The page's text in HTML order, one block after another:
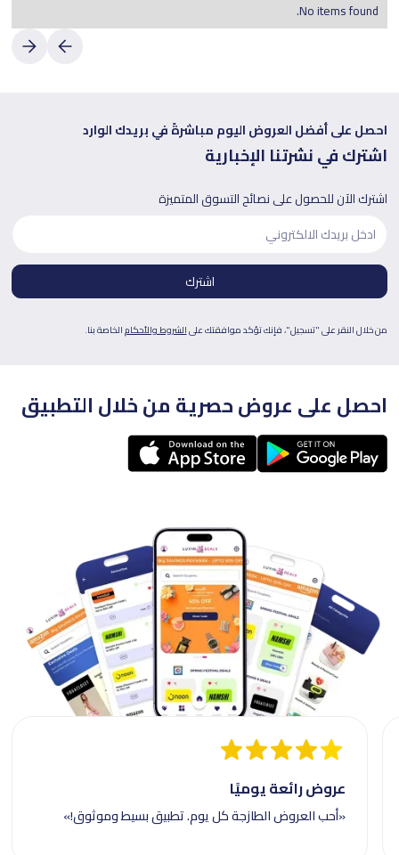
No items found.
احصل على أفضل العروض اليوم مباشرةً في بريدك الوارد
اشترك في نشرتنا الإخبارية
اشترك الآن للحصول على نصائح التسوق المتميزة
من خلال النقر على "تسجيل"، فإنك تؤكد موافقتك علىالشروط والأحكامالخاصة بنا.
احصل على عروض حصرية من خلال التطبيق
عروض رائعة يوميًا
«أحب العروض الطازجة كل يوم. تطبيق بسيط وموثوق!»